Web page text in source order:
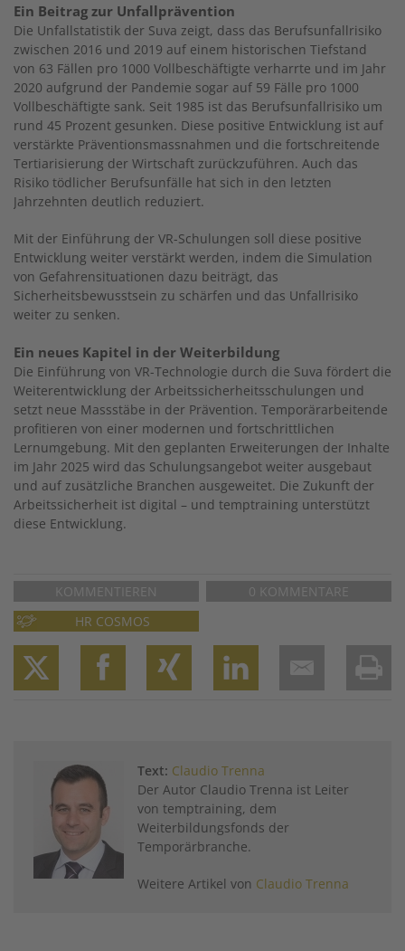
Ein Beitrag zur Unfallprävention
Die Unfallstatistik der Suva zeigt, dass das Berufsunfallrisiko
zwischen 2016 und 2019 auf einem historischen Tiefstand
von 63 Fällen pro 1000 Vollbeschäftigte verharrte und im Jahr
2020 aufgrund der Pandemie sogar auf 59 Fälle pro 1000
Vollbeschäftigte sank. Seit 1985 ist das Berufsunfallrisiko um
rund 45 Prozent gesunken. Diese positive Entwicklung ist auf
verstärkte Präventionsmassnahmen und die fortschreitende
Tertiarisierung der Wirtschaft zurückzuführen. Auch das
Risiko tödlicher Berufsunfälle hat sich in den letzten
Jahrzehnten deutlich reduziert.
Mit der Einführung der VR-Schulungen soll diese positive
Entwicklung weiter verstärkt werden, indem die Simulation
von Gefahrensituationen dazu beiträgt, das
Sicherheitsbewusstsein zu schärfen und das Unfallrisiko
weiter zu senken.
Ein neues Kapitel in der Weiterbildung
Die Einführung von VR-Technologie durch die Suva fördert die
Weiterentwicklung der Arbeitssicherheitsschulungen und
setzt neue Massstäbe in der Prävention. Temporärarbeitende
profitieren von einer modernen und fortschrittlichen
Lernumgebung. Mit den geplanten Erweiterungen der Inhalte
im Jahr 2025 wird das Schulungsangebot weiter ausgebaut
und auf zusätzliche Branchen ausgeweitet. Die Zukunft der
Arbeitssicherheit ist digital – und temptraining unterstützt
diese Entwicklung.
KOMMENTIEREN
0 KOMMENTARE
HR COSMOS
Text: Claudio Trenna
Der Autor Claudio Trenna ist Leiter
von temptraining, dem
Weiterbildungsfonds der
Temporärbranche.
Weitere Artikel von Claudio Trenna